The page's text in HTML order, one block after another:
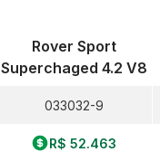
Rover Sport
Superchaged 4.2 V8
033032-9
R$ 52.463